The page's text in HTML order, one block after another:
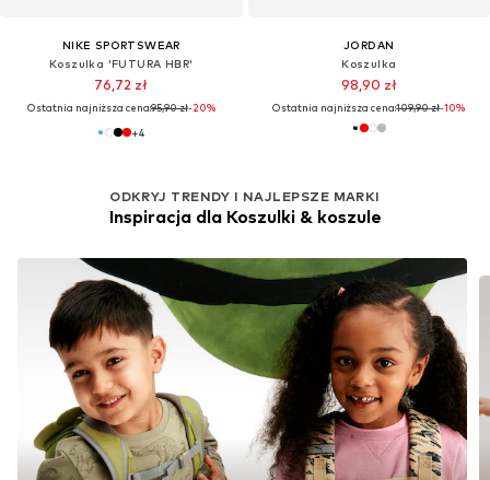
NIKE SPORTSWEAR
Koszulka 'FUTURA HBR'
76,72 zł
Ostatnia najniższa cena:95,90 zł-20%
+4
ODKRYJ TRENDY I NAJLEPSZE MARKI
Inspiracja dla Koszulki & koszule
JORDAN
Koszulka
98,90 zł
Ostatnia najniższa cena:109,90 zł-10%